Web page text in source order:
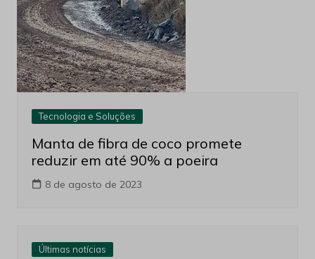
Tecnologia e Soluções
Manta de fibra de coco promete
reduzir em até 90% a poeira
8 de agosto de 2023
Últimas notícias